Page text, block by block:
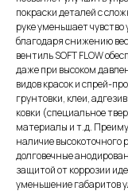
покраски деталей с
руке уменьшает
благодаря снижению
вентиль SOFT FLOW
даже при высоком
видов красок и спрей-
грунтовки, клеи,
ковки (специальное
материалы и т.д.
наличие высокоточного
долговечные
защитой от коррозии
уменьшение габаритов